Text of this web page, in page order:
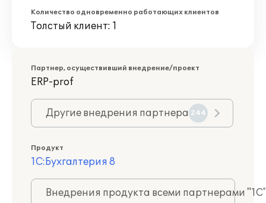
Количество одновременно работающих клиентов
Толстый клиент: 1
Партнер, осуществивший внедрение/проект
ERP-prof
Другие внедрения партнера 244
Продукт
1С:Бухгалтерия 8
Внедрения продукта всеми партнерами